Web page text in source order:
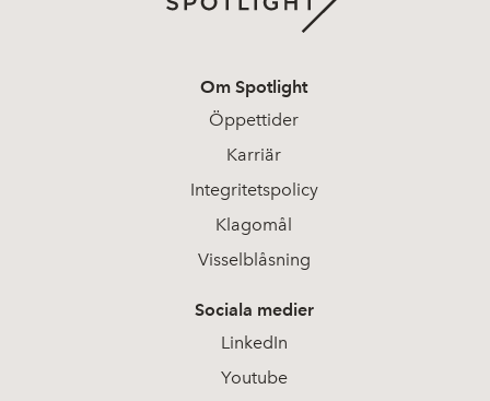
Om Spotlight
Öppettider
Karriär
Integritetspolicy
Klagomål
Visselblåsning
Sociala medier
LinkedIn
Youtube